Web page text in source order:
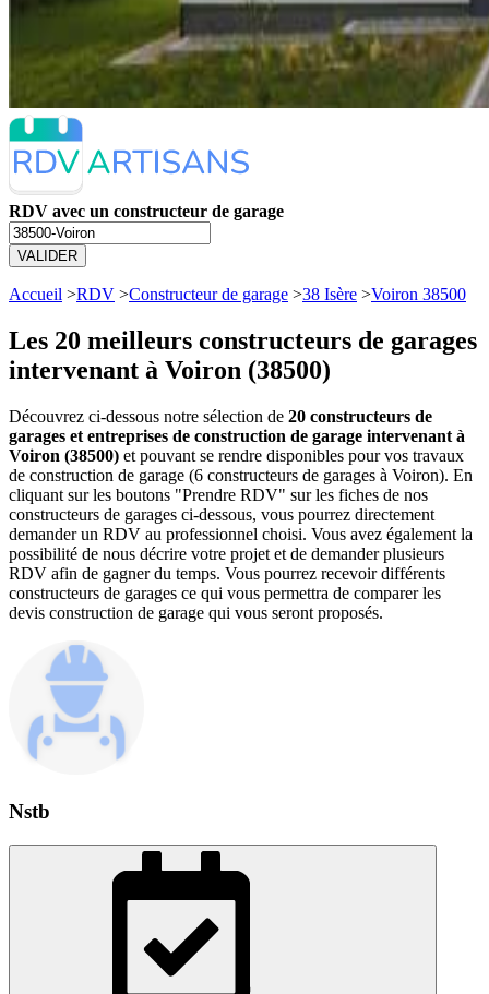
RDV avec un constructeur de garage
VALIDER
Accueil >RDV >Constructeur de garage >38 Isère >Voiron 38500
Les 20 meilleurs constructeurs de garages
intervenant à Voiron (38500)
Découvrez ci-dessous notre sélection de 20 constructeurs de
garages et entreprises de construction de garage intervenant à
Voiron (38500) et pouvant se rendre disponibles pour vos travaux
de construction de garage (6 constructeurs de garages à Voiron). En
cliquant sur les boutons "Prendre RDV" sur les fiches de nos
constructeurs de garages ci-dessous, vous pourrez directement
demander un RDV au professionnel choisi. Vous avez également la
possibilité de nous décrire votre projet et de demander plusieurs
RDV afin de gagner du temps. Vous pourrez recevoir différents
constructeurs de garages ce qui vous permettra de comparer les
devis construction de garage qui vous seront proposés.
Nstb